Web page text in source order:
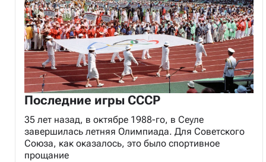
Последние игры СССР
35 лет назад, в октябре 1988-го, в Сеуле
завершилась летняя Олимпиада. Для Советского
Союза, как оказалось, это было спортивное
прощание